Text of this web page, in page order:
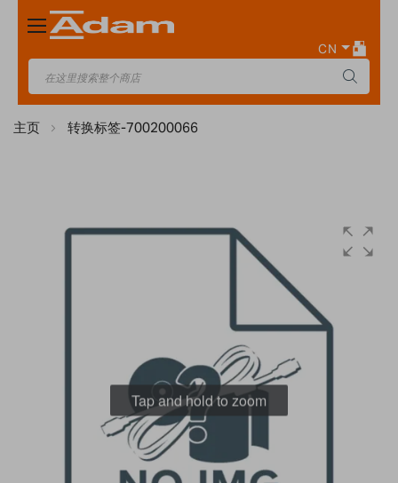
Toggle
Nav
CN
主页 转换标签-700200066
Tap and hold to zoom